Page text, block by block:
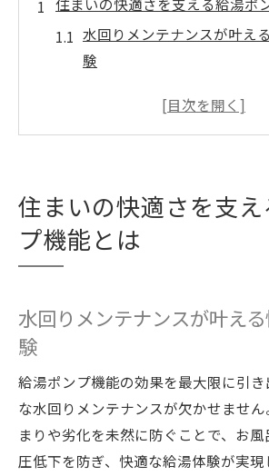
水回りメンテナンスが叶え
験
水回りメンテナンスで変わ
情
お湯不足の悩みを解決する水回
法
解消
水圧トラブルと水回りメン
法
快適な給湯のための水回り
家庭の水回りメンテナンス
住まいの快適さを支
プ機能とは
水回りメンテナンスが叶え
験
給湯ポンプ機能の効果を最大限に引
な水回りメンテナンスが欠かせませ
まりや劣化を未然に防ぐことで、お
圧低下を防ぎ、快適な給湯体験が実